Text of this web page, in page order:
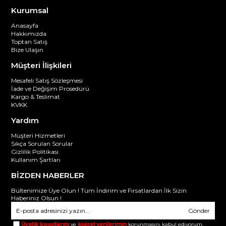
Kurumsal
Anasayfa
Hakkımızda
Toptan Satış
Bize Ulaşın
Müşteri İlişkileri
Mesafeli Satış Sözleşmesi
İade ve Değişim Prosedürü
Kargo & Teslimat
KVKK
Yardım
Müşteri Hizmetleri
Sıkça Sorulan Sorular
Gizlilik Politikası
Kullanım Şartları
BİZDEN HABERLER
Bültenimize Üye Olun ! Tüm İndirim ve Fırsatlardan İlk Sizin
Haberiniz Olsun !
Gönder
Üyelik koşullarını ve kişisel verilerimin korunmasını kabul ediyorum.